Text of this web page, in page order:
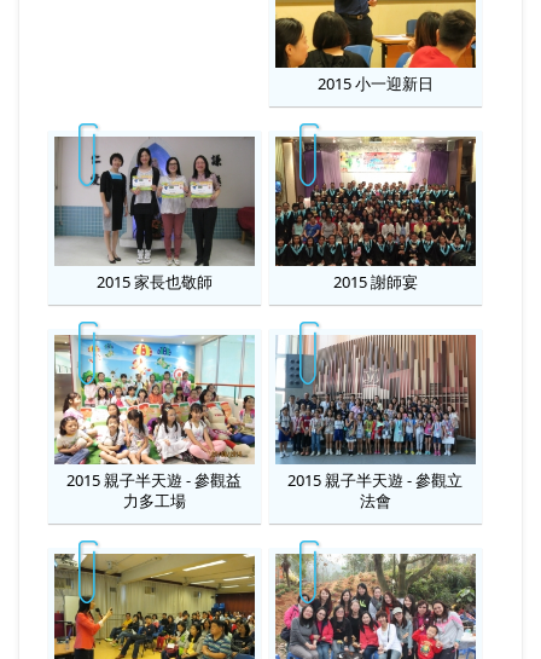
2015 小一迎新日
2015 家長也敬師 2015 謝師宴
2015 親子半天遊 - 參觀益
力多工場
2015 親子半天遊 - 參觀立
法會